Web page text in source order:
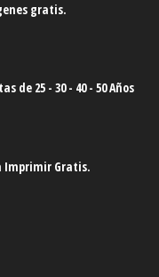
gratis.
de 25 - 30 - 40 - 50 Años
Imprimir Gratis.